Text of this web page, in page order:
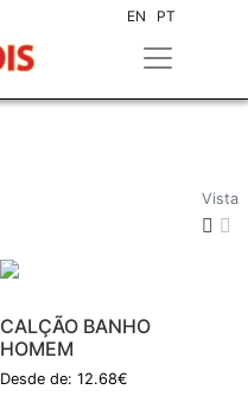
EN PT
Vista
CALÇÃO BANHO
HOMEM
Desde de: 12.68€